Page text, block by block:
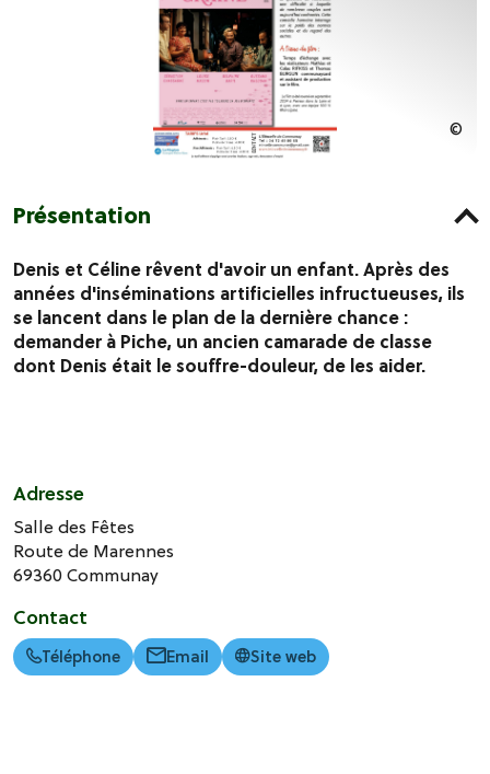
Présentation
Denis et Céline rêvent d'avoir un enfant. Après des
années d'inséminations artificielles infructueuses, ils
se lancent dans le plan de la dernière chance :
demander à Piche, un ancien camarade de classe
dont Denis était le souffre-douleur, de les aider.
Adresse
Salle des Fêtes
Route de Marennes
69360Communay
Contact
Téléphone Email Site web